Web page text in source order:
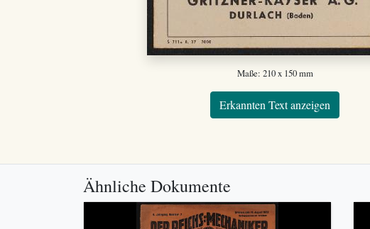
Maße: 210 x 150 mm
Erkannten Text anzeigen
Ähnliche Dokumente